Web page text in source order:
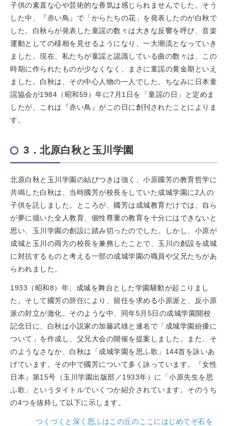
子供の素直な心や芸術的な香気は感じられませんでした。そう
した中、『赤い鳥』で「からたちの花」を発表したのが白秋で
した。白秋らが発表した童謡の数々は大きな反響を呼び、音楽
運動としての様相を見せるようになり、一大潮流となっていき
ました。現在、私たちが童謡と認識している曲の数々は、この
時期に作られたものが少なくなく、まさに童謡の黄金期といえ
ました。白秋は、その中心人物の一人でした。ちなみに日本童
謡協会が1984（昭和59）年に7月1日を「童謡の日」と定めま
したが、これは『赤い鳥』がこの日に創刊されたことによりま
す。
3．北原白秋と玉川学園
北原白秋と玉川学園の結びつきは強く、小原國芳の教育哲学に
共鳴した白秋は、当時國芳が校長をしていた成城学園に2人の
子供を託しました。ところが、國芳は成城教育だけでは、自ら
が夢に描いた全人教育、個性尊重の教育を十分にはできないと
思い、玉川学園の創設に踏み切ったのでした。しかし、小原が
成城と玉川の両方の校長を兼務したことで、玉川の創設を成城
に対抗するものと考える一部の成城学園の職員や父兄たちがあ
らわれました。
1933（昭和8）年、成城を舞台とした学園騒動が起こりまし
た。そして國芳の辞任により、留任を求める小原派と、反小原
派の対立が激化。そのような中、同年5月5日の成城学園開校
記念日に、白秋は小説家の加藤武雄と連名で「成城学園紛擾に
ついて」を作成し、父兄大会の開催を提案しました。また、そ
のようなさなか、白秋は「成城学園を思ふ歌」144首を詠いあ
げています。その中で國芳について多く詠っています。『女性
日本』第15号（玉川学園出版部／1933年）に「小原先生を思
ふ歌」というタイトルでいくつか紹介されています。そのうち
の4つを抜粋して以下に示します。
つくづくと深く思ふはこの丘のここにはじめてぞ石を